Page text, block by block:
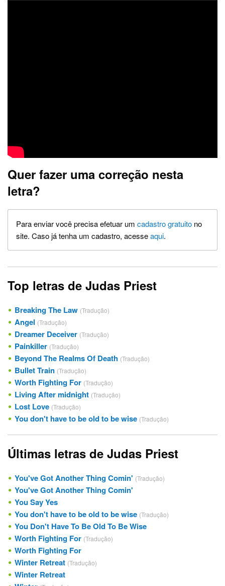
Quer fazer uma correção nesta
letra?
Para enviar você precisa efetuar um cadastro gratuito no
site. Caso já tenha um cadastro, acesseaqui.
Top letras de Judas Priest
Breaking The Law (Tradução)
Angel (Tradução)
Dreamer Deceiver (Tradução)
Painkiller (Tradução)
Beyond The Realms Of Death (Tradução)
Bullet Train (Tradução)
Worth Fighting For (Tradução)
Living After midnight (Tradução)
Lost Love (Tradução)
You don't have to be old to be wise (Tradução)
Últimas letras de Judas Priest
You've Got Another Thing Comin' (Tradução)
You've Got Another Thing Comin'
You Say Yes
You don't have to be old to be wise (Tradução)
You Don't Have To Be Old To Be Wise
Worth Fighting For (Tradução)
Worth Fighting For
Winter Retreat (Tradução)
Winter Retreat